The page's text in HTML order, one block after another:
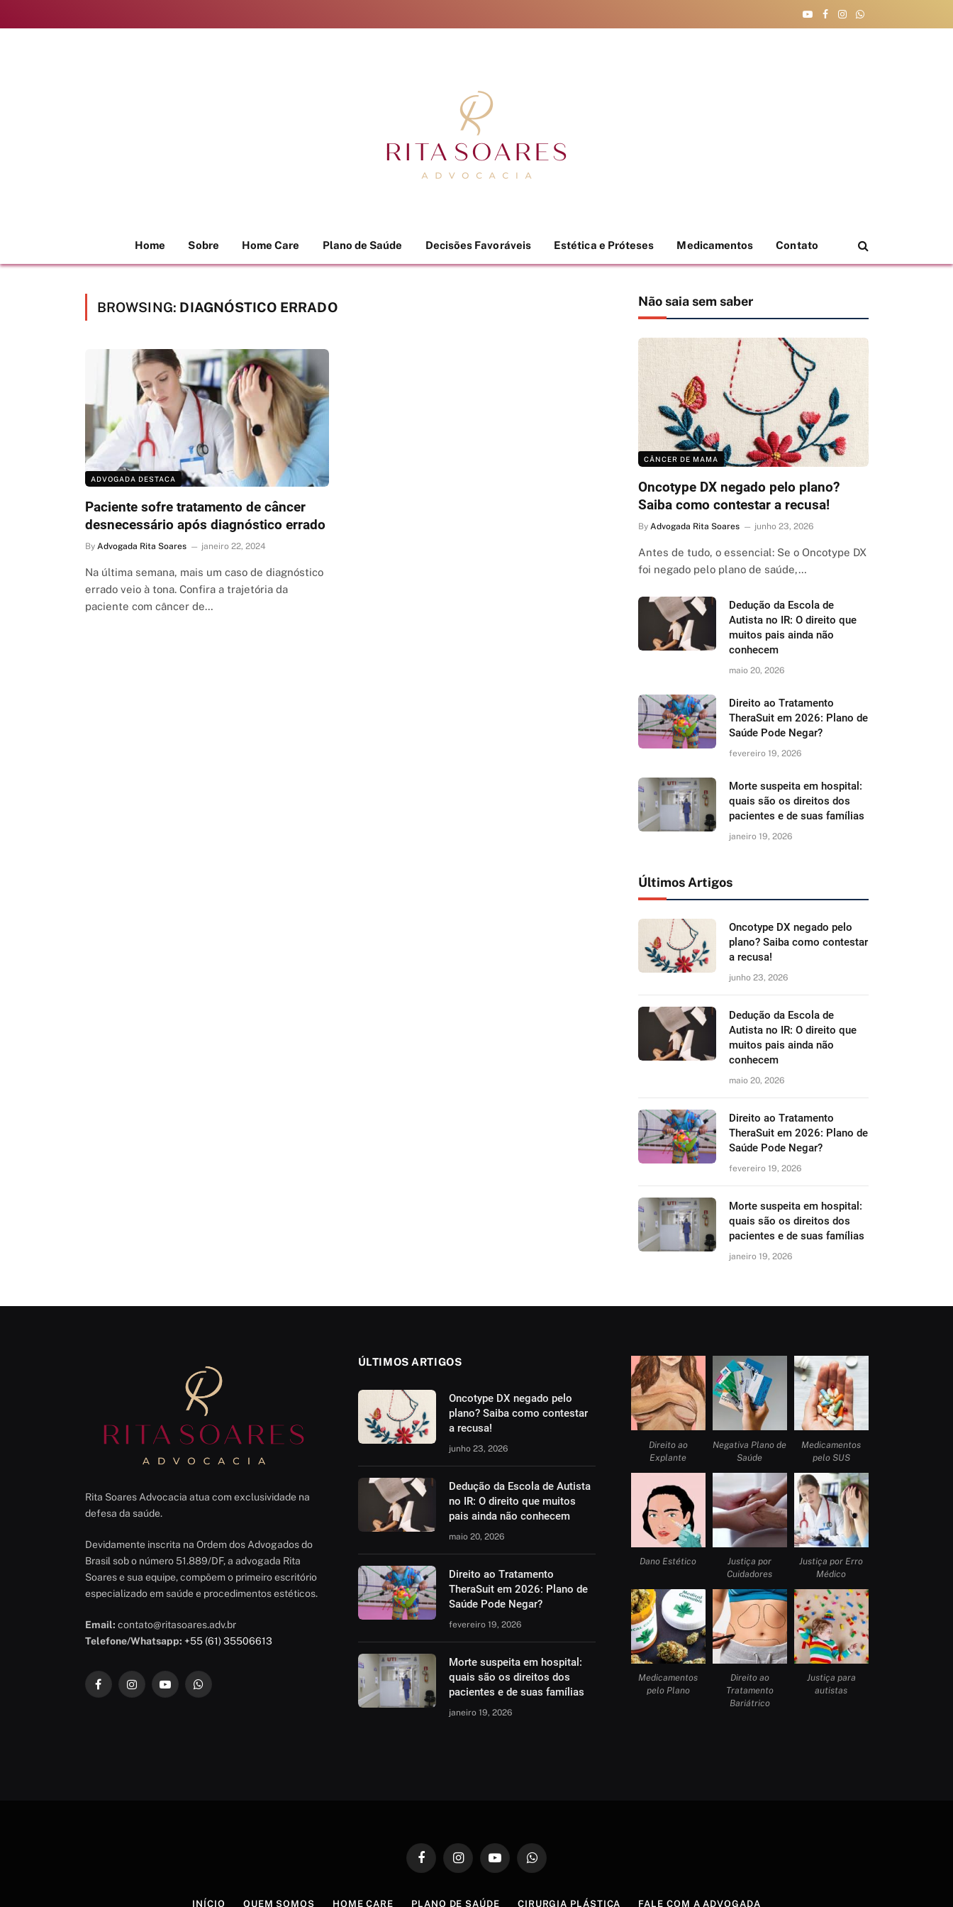
YouTube
Facebook
Instagram
WhatsApp
Home Sobre Home Care Plano de Saúde Decisões Favoráveis Estética e Próteses Medicamentos Contato
BROWSING: DIAGNÓSTICO ERRADO
ADVOGADA DESTACA
Paciente sofre tratamento de câncer
desnecessário após diagnóstico errado
By Advogada Rita Soares janeiro 22, 2024
Na última semana, mais um caso de diagnóstico
errado veio à tona. Confira a trajetória da
paciente com câncer de…
Não saia sem saber
CÂNCER DE MAMA
Oncotype DX negado pelo plano?
Saiba como contestar a recusa!
By Advogada Rita Soares junho 23, 2026
Antes de tudo, o essencial: Se o Oncotype DX
foi negado pelo plano de saúde,…
Dedução da Escola de
Autista no IR: O direito que
muitos pais ainda não
conhecem
maio 20, 2026
Direito ao Tratamento
TheraSuit em 2026: Plano de
Saúde Pode Negar?
fevereiro 19, 2026
Morte suspeita em hospital:
quais são os direitos dos
pacientes e de suas famílias
janeiro 19, 2026
Últimos Artigos
Oncotype DX negado pelo
plano? Saiba como contestar
a recusa!
junho 23, 2026
Dedução da Escola de
Autista no IR: O direito que
muitos pais ainda não
conhecem
maio 20, 2026
Direito ao Tratamento
TheraSuit em 2026: Plano de
Saúde Pode Negar?
fevereiro 19, 2026
Morte suspeita em hospital:
quais são os direitos dos
pacientes e de suas famílias
janeiro 19, 2026
Rita Soares Advocacia atua com exclusividade na
defesa da saúde.
Devidamente inscrita na Ordem dos Advogados do
Brasil sob o número 51.889/DF, a advogada Rita
Soares e sua equipe, compõem o primeiro escritório
especializado em saúde e procedimentos estéticos.
Email: contato@ritasoares.adv.br
Telefone/Whatsapp: +55 (61) 35506613
FacebookInstagramYouTubeWhatsApp
ÚLTIMOS ARTIGOS
Oncotype DX negado pelo
plano? Saiba como contestar
a recusa!
junho 23, 2026
Dedução da Escola de Autista
no IR: O direito que muitos
pais ainda não conhecem
maio 20, 2026
Direito ao Tratamento
TheraSuit em 2026: Plano de
Saúde Pode Negar?
fevereiro 19, 2026
Morte suspeita em hospital:
quais são os direitos dos
pacientes e de suas famílias
janeiro 19, 2026
Direito ao
Explante
Negativa Plano de
Saúde
Medicamentos
pelo SUS
Dano Estético
Justiça por
Cuidadores
Justiça por Erro
Médico
Medicamentos
pelo Plano
Direito ao
Tratamento
Bariátrico
Justiça para
autistas
FacebookInstagramYouTubeWhatsApp
INÍCIO QUEM SOMOS HOME CARE PLANO DE SAÚDE CIRURGIA PLÁSTICA FALE COM A ADVOGADA